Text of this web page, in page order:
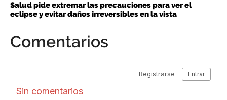
Salud pide extremar las precauciones para ver el
eclipse y evitar daños irreversibles en la vista
Comentarios